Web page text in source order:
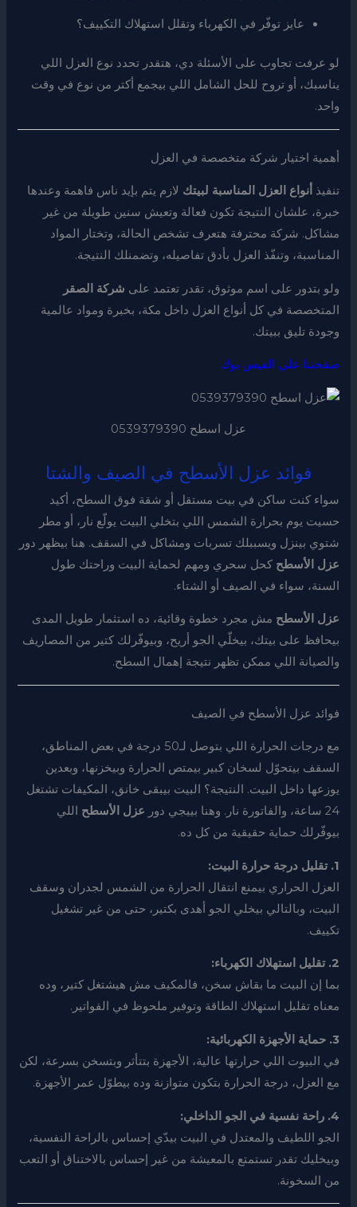
عايز توفّر في الكهرباء وتقلل استهلاك التكييف؟
لو عرفت تجاوب على الأسئلة دي، هتقدر تحدد نوع العزل اللي
يناسبك، أو تروح للحل الشامل اللي بيجمع أكتر من نوع في وقت
واحد.
أهمية اختيار شركة متخصصة في العزل
تنفيذ أنواع العزل المناسبة لبيتك لازم يتم بإيد ناس فاهمة وعندها
خبرة، علشان النتيجة تكون فعالة وتعيش سنين طويلة من غير
مشاكل. شركة محترفة هتعرف تشخص الحالة، وتختار المواد
المناسبة، وتنفّذ العزل بأدق تفاصيله، وتضمنلك النتيجة.
ولو بتدور على اسم موثوق، تقدر تعتمد على شركة الصقر
المتخصصة في كل أنواع العزل داخل مكة، بخبرة ومواد عالمية
وجودة تليق ببيتك.
صفحتنا علي الفيس بوك
عزل اسطح 0539379390
فوائد عزل الأسطح في الصيف والشتا
سواء كنت ساكن في بيت مستقل أو شقة فوق السطح، أكيد
حسيت يوم بحرارة الشمس اللي بتخلي البيت يولّع نار، أو مطر
شتوي بينزل ويسببلك تسربات ومشاكل في السقف. هنا بيظهر دور
عزل الأسطح كحل سحري ومهم لحماية البيت وراحتك طول
السنة، سواء في الصيف أو الشتاء.
عزل الأسطح مش مجرد خطوة وقائية، ده استثمار طويل المدى
بيحافظ على بيتك، بيخلّي الجو أريح، وبيوفّرلك كتير من المصاريف
والصيانة اللي ممكن تظهر نتيجة إهمال السطح.
فوائد عزل الأسطح في الصيف
مع درجات الحرارة اللي بتوصل لـ50 درجة في بعض المناطق،
السقف بيتحوّل لسخان كبير بيمتص الحرارة وبيخزنها، وبعدين
يوزعها داخل البيت. النتيجة؟ البيت بيبقى خانق، المكيفات تشتغل
24 ساعة، والفاتورة نار. وهنا بييجي دور
عزل الأسطح اللي
بيوفّرلك حماية حقيقية من كل ده.
1. تقليل درجة حرارة البيت:
العزل الحراري بيمنع انتقال الحرارة من الشمس لجدران وسقف
البيت، وبالتالي بيخلي الجو أهدى بكتير، حتى من غير تشغيل
تكييف.
2. تقليل استهلاك الكهرباء:
بما إن البيت ما بقاش سخن، فالمكيف مش هيشتغل كتير، وده
معناه تقليل استهلاك الطاقة وتوفير ملحوظ في الفواتير.
3. حماية الأجهزة الكهربائية:
في البيوت اللي حرارتها عالية، الأجهزة بتتأثر وبتسخن بسرعة، لكن
مع العزل، درجة الحرارة بتكون متوازنة وده بيطوّل عمر الأجهزة.
4. راحة نفسية في الجو الداخلي:
الجو اللطيف والمعتدل في البيت بيدّي إحساس بالراحة النفسية،
وبيخليك تقدر تستمتع بالمعيشة من غير إحساس بالاختناق أو التعب
من السخونة.